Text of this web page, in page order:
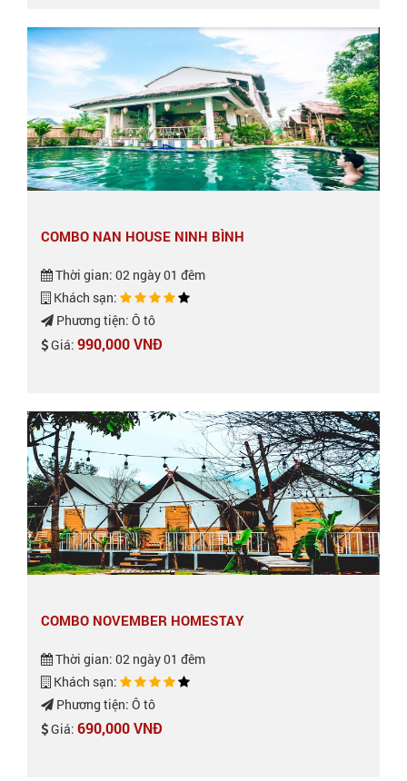
COMBO NAN HOUSE NINH BÌNH
Thời gian: 02 ngày 01 đêm
Khách sạn:
Phương tiện: Ô tô
Giá: 990,000 VNĐ
COMBO NOVEMBER HOMESTAY
Thời gian: 02 ngày 01 đêm
Khách sạn:
Phương tiện: Ô tô
Giá: 690,000 VNĐ